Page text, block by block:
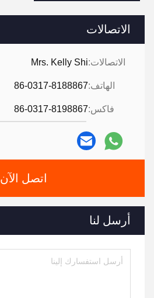
الاتصالات
الاتصالات:Mrs. Kelly Shi
الهاتف:86-0317-8188867
فاكس:86-0317-8198867
اتصل الآن
أرسل لنا